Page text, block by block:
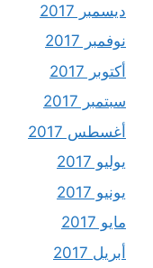
ديسمبر 2017
نوفمبر 2017
أكتوبر 2017
سبتمبر 2017
أغسطس 2017
يوليو 2017
يونيو 2017
مايو 2017
أبريل 2017